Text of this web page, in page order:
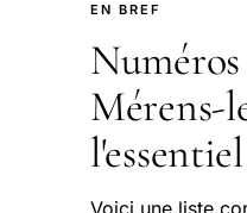
EN BREF
Mérens-
Voici une liste